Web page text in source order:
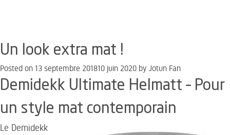
neuf
Un look extra mat !
Posted on 13 septembre 201810 juin 2020 by Jotun Fan
Demidekk Ultimate Helmatt – Pour
un style mat contemporain
Le Demidekk